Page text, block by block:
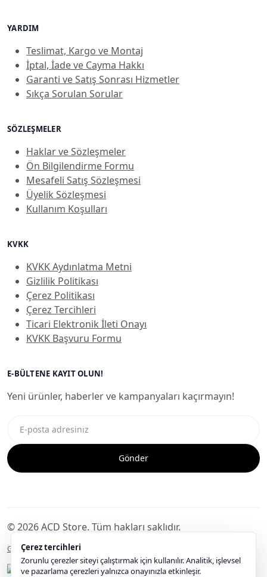
YARDIM
Teslimat, Kargo ve Montaj
İptal, İade ve Cayma Hakkı
Garanti ve Satış Sonrası Hizmetler
Sıkça Sorulan Sorular
SÖZLEŞMELER
Haklar ve Sözleşmeler
Ön Bilgilendirme Formu
Mesafeli Satış Sözleşmesi
Üyelik Sözleşmesi
Kullanım Koşulları
KVKK
KVKK Aydınlatma Metni
Gizlilik Politikası
Çerez Politikası
Çerez Tercihleri
Ticari Elektronik İleti Onayı
KVKK Başvuru Formu
E-BÜLTENE KAYIT OLUN!
Yeni ürünler, haberler ve kampanyaları kaçırmayın!
Gönder
© 2026 ACD Store. Tüm hakları saklıdır.
Gizlilik PolitikasıMesafeli Satış Sözleşmesi
Çerez tercihleri
Zorunlu çerezler siteyi çalıştırmak için kullanılır. Analitik, işlevsel
ve pazarlama çerezleri yalnızca onayınızla etkinleşir.